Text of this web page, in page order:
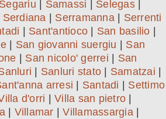
Segariu Samassi Selegas|
Serdiana Serramanna| Serrenti
Sant'antioco San basilio
| San giovanni suergiu
San
San nicolo' gerrei
San
Sanluri stato Samatzai
arresi Santadi
Settimo
d'orri Villa san pietro
| Villamar |Villamassargia|